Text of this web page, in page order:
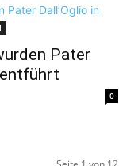
Pater
entführt
0